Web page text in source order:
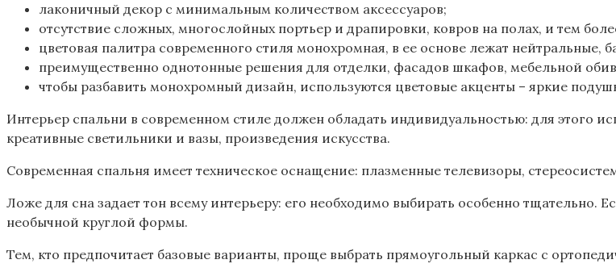
лаконичный декор с минимальным количеством аксессуаров;
отсутствие сложных, многослойных портьер и драпировки, ковров на полах, и тем
цветовая палитра современного стиля монохромная, в ее основе лежат
преимущественно однотонные решения для отделки, фасадов шкафов, мебельной
чтобы разбавить монохромный дизайн, используются цветовые акценты – яркие
Интерьер спальни в современном стиле должен обладать индивидуальностью: для этого
креативные светильники и вазы, произведения искусства.
Современная спальня имеет техническое оснащение: плазменные телевизоры,
Ложе для сна задает тон всему интерьеру: его необходимо выбирать особенно тщательно.
необычной круглой формы.
Тем, кто предпочитает базовые варианты, проще выбрать прямоугольный каркас с